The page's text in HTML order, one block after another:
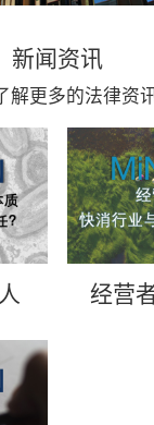
新闻资讯
解更多的法律资
经营